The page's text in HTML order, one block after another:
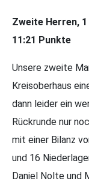
Zweite Herren,
11:21 Punkte
Unsere zweite
Kreisoberhaus
dann leider ein
Rückrunde nur
mit einer Bilanz
und 16
Daniel Nolte und